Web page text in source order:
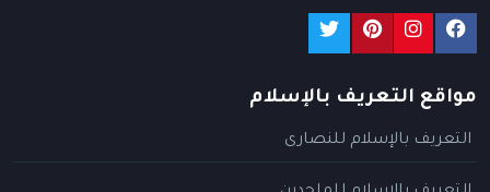
مواقع التعريف بالإسلام
التعريف بالإسلام للنصارى